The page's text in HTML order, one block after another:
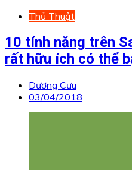
Thủ Thuật
10 tính năng trên
rất hữu ích có thể
Dương Cưu
03/04/2018